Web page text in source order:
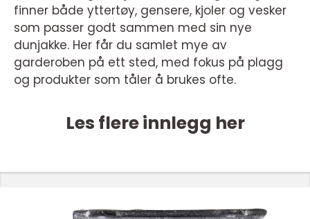
finner både yttertøy, gensere, kjoler og vesker
som passer godt sammen med sin nye
dunjakke. Her får du samlet mye av
garderoben på ett sted, med fokus på plagg
og produkter som tåler å brukes ofte.
Les flere innlegg her